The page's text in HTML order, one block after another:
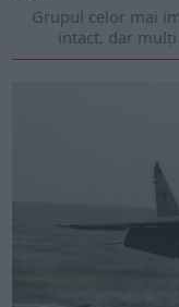
Grupul celor mai
intact, dar mulți